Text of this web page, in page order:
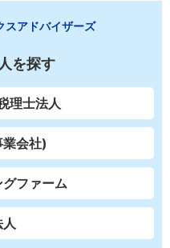
スアドバイザーズ
を探す
理士法人
会社)
ファーム
人